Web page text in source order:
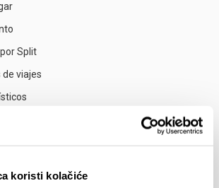
koristi kolačiće
Split
viajes